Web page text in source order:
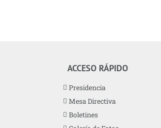
ACCESO RÁPIDO
Presidencia
Mesa Directiva
Boletines